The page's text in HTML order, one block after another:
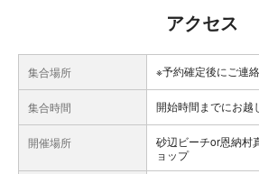
アクセス
集合場所 ※予約確定後にご連
集合時間 開始時間までにお越
開催場所
砂辺ビーチor恩納村
ョップ